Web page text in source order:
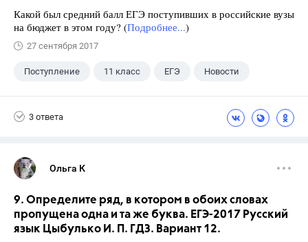
Какой был средний балл ЕГЭ поступивших в российские вузы
на бюджет в этом году? (Подробнее...)
27 сентября 2017
Поступление 11 класс ЕГЭ Новости
3 ответа
Ольга К
9. Определите ряд, в котором в обоих словах
пропущена одна и та же буква. ЕГЭ-2017 Русский
язык Цыбулько И. П. ГДЗ. Вариант 12.